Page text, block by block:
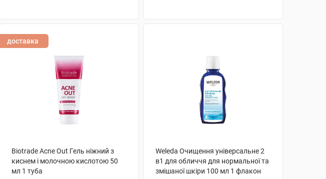
доставка
Biotrade Acne Out Гель ніжний з
киснем і молочною кислотою 50
мл 1 туба
Weleda Очищення універсальне 2
в1 для обличчя для нормальної та
змішаної шкіри 100 мл 1 флакон